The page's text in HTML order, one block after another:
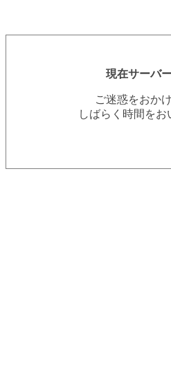
現在サーバ
ご迷惑をおか
しばらく時間を